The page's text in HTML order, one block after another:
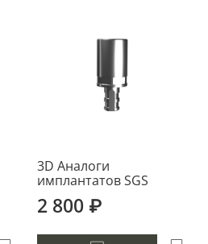
3D Аналоги
имплантатов SGS
2 800 ₽